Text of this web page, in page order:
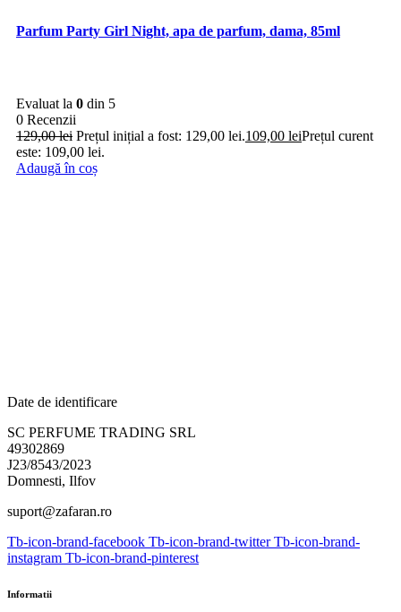
Parfum Party Girl Night, apa de parfum, dama, 85ml
Evaluat la 0 din 5
0 Recenzii
129,00lei Prețul inițial a fost: 129,00 lei.109,00 leiPrețul curent
este: 109,00 lei.
Adaugă în coș
Date de identificare
SC PERFUME TRADING SRL
49302869
J23/8543/2023
Domnesti, Ilfov
suport@zafaran.ro
Tb-icon-brand-facebook Tb-icon-brand-twitter Tb-icon-brand-
instagram Tb-icon-brand-pinterest
Informatii